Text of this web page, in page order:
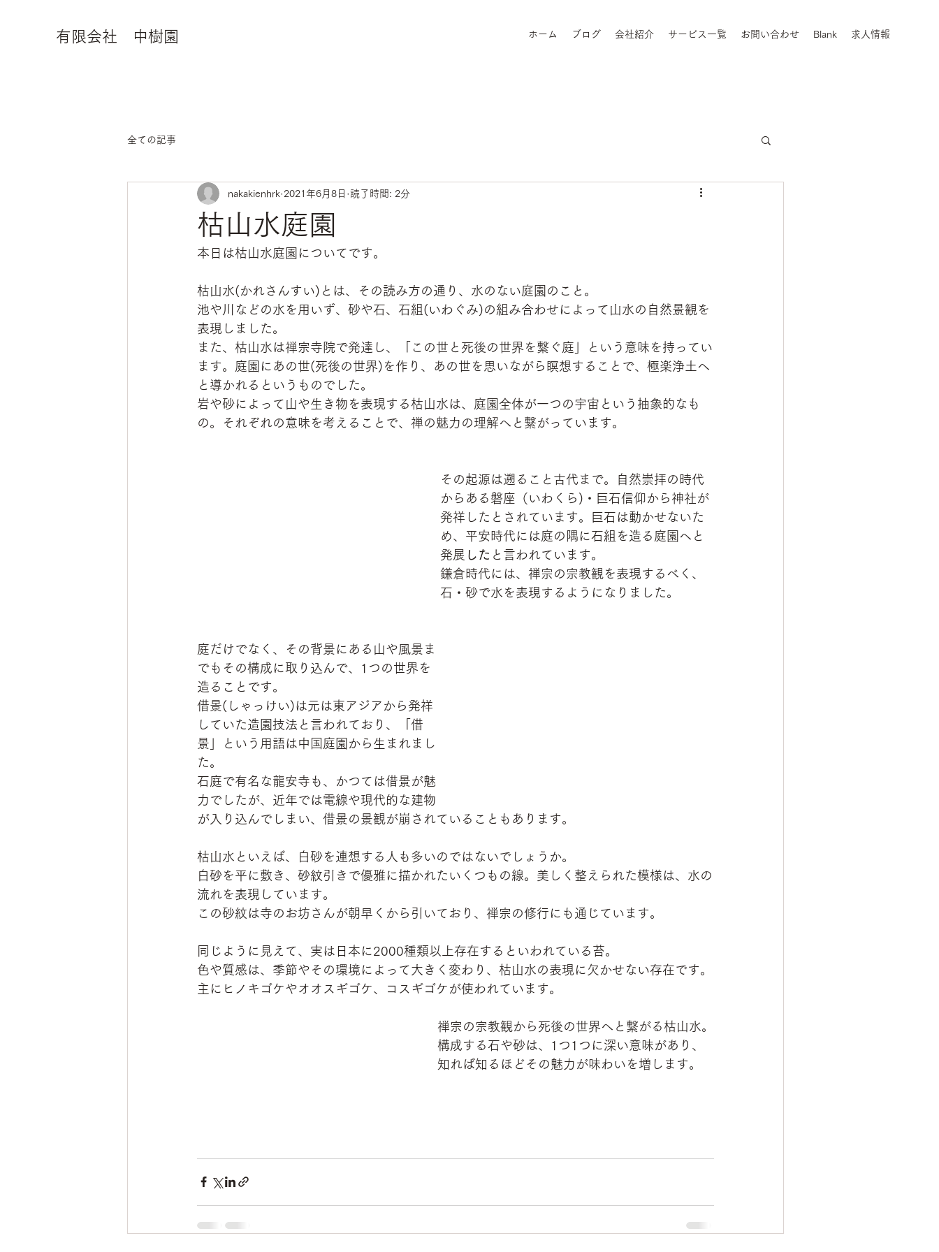
有限会社 中樹園 ホーム ブログ 会社紹介 サービス一覧 お問い合わせ Blank 求人情報
全ての記事
枯山水庭園
nakakienhrk 2021年6月8日 読了時間: 2分
本日は枯山水庭園についてです。
枯山水(かれさんすい)とは、その読み方の通り、水のない庭園のこと。
池や川などの水を用いず、砂や石、石組(いわぐみ)の組み合わせによって山水の自然景観を
表現しました。
また、枯山水は禅宗寺院で発達し、「この世と死後の世界を繋ぐ庭」という意味を持ってい
ます。庭園にあの世(死後の世界)を作り、あの世を思いながら瞑想することで、極楽浄土へ
と導かれるというものでした。
岩や砂によって山や生き物を表現する枯山水は、庭園全体が一つの宇宙という抽象的なも
の。それぞれの意味を考えることで、禅の魅力の理解へと繋がっています。
その起源は遡ること古代まで。自然崇拝の時代
からある磐座（いわくら)・巨石信仰から神社が
発祥したとされています。巨石は動かせないた
め、平安時代には庭の隅に石組を造る庭園へと
発展 した と言われています。
鎌倉時代には、禅宗の宗教観を表現するべく、
石・砂で水を表現するようになりました。
庭だけでなく、その背景にある山や風景ま
でもその構成に取り込んで、1つの世界を
造ることです。
借景(しゃっけい)は元は東アジアから発祥
していた造園技法と言われており、「借
景」という用語は中国庭園から生まれまし
た。
石庭で有名な龍安寺も、かつては借景が魅
力でしたが、近年では電線や現代的な建物
が入り込んでしまい、借景の景観が崩されていることもあります。
枯山水といえば、白砂を連想する人も多いのではないでしょうか。
白砂を平に敷き、砂紋引きで優雅に描かれたいくつもの線。美しく整えられた模様は、水の
流れを表現しています。
この砂紋は寺のお坊さんが朝早くから引いており、禅宗の修行にも通じています。
同じように見えて、実は日本に2000種類以上存在するといわれている苔。
色や質感は、季節やその環境によって大きく変わり、枯山水の表現に欠かせない存在です。
主にヒノキゴケやオオスギゴケ、コスギゴケが使われています。
禅宗の宗教観から死後の世界へと繋がる枯山水。
構成する石や砂は、1つ1つに深い意味があり、
知れば知るほどその魅力が味わいを増します。